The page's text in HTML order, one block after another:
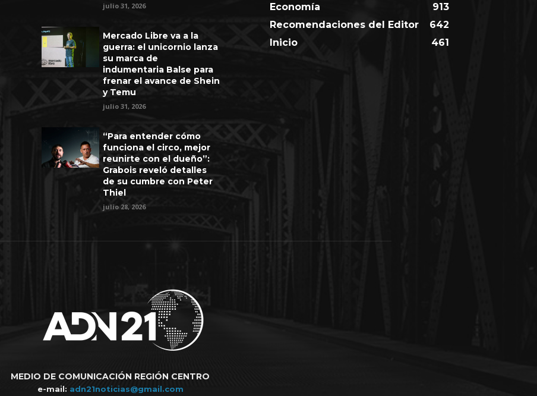
julio 31, 2026
Mercado Libre va a la
guerra: el unicornio lanza
su marca de
indumentaria Balse para
frenar el avance de Shein
y Temu
julio 31, 2026
“Para entender cómo
funciona el circo, mejor
reunirte con el dueño”:
Grabois reveló detalles
de su cumbre con Peter
Thiel
julio 28, 2026
Economía
913
Recomendaciones del Editor
642
Inicio
461
MEDIO DE COMUNICACIÓN REGIÓN CENTRO
e-mail: adn21noticias@gmail.com